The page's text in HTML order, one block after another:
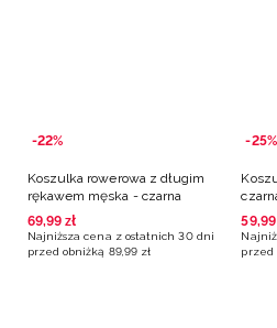
-22%
Koszulka rowerowa z długim
rękawem męska - czarna
69,99 zł
Najniższa cena z ostatnich 30 dni
przed obniżką 89,99 zł
-25%
59,99
przed